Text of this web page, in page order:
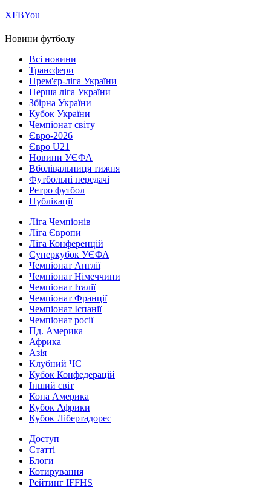
ХFBYou
Новини футболу
Всі новини
Трансфери
Прем'єр-ліга України
Перша ліга України
Збірна України
Кубок України
Чемпіонат світу
Євро-2026
Євро U21
Новини УЄФА
Вболівальниця тижня
Футбольні передачі
Ретро футбол
Публікації
Ліга Чемпіонів
Ліга Європи
Ліга Конференцій
Суперкубок УЄФА
Чемпіонат Англії
Чемпіонат Німеччини
Чемпіонат Італії
Чемпіонат Франції
Чемпіонат Іспанії
Чемпіонат росії
Пд. Америка
Африка
Азія
Клубний ЧС
Кубок Конфедерацій
Інший світ
Копа Америка
Кубок Африки
Кубок Лібертадорес
Доступ
Статті
Блоги
Котирування
Рейтинг IFFHS